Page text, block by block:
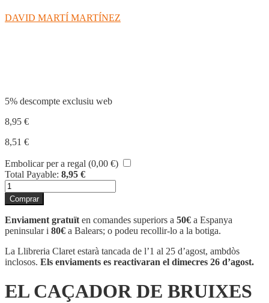
DAVID MARTÍ MARTÍNEZ
5% descompte exclusiu web
8,95 €
8,51 €
Embolicar per a regal (0,00 €)
Total Payable: 8,95 €
quantitat
de
EL
CAÇADOR
DE
BRUIXES
Comprar
Enviament gratuït en comandes superiors a 50€ a Espanya
peninsular i 80€ a Balears; o podeu recollir-lo a la botiga.
La Llibreria Claret estarà tancada de l’1 al 25 d’agost, ambdòs
inclosos. Els enviaments es reactivaran el dimecres 26 d’agost.
EL CAÇADOR DE BRUIXES